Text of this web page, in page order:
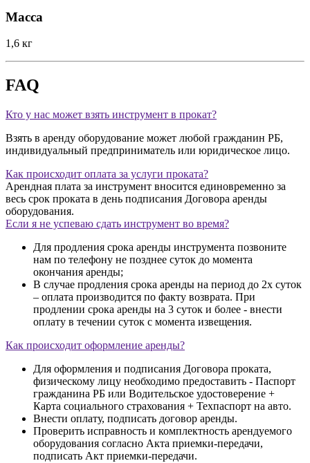
Масса
1,6 кг
FAQ
Кто у нас может взять инструмент в прокат?
Взять в аренду оборудование может любой гражданин РБ,
индивидуальный предприниматель или юридическое лицо.
Как происходит оплата за услуги проката?
Арендная плата за инструмент вносится единовременно за
весь срок проката в день подписания Договора аренды
оборудования.
Если я не успеваю сдать инструмент во время?
Для продления срока аренды инструмента позвоните
нам по телефону не позднее суток до момента
окончания аренды;
В случае продления срока аренды на период до 2х суток
– оплата производится по факту возврата. При
продлении срока аренды на 3 суток и более - внести
оплату в течении суток с момента извещения.
Как происходит оформление аренды?
Для оформления и подписания Договора проката,
физическому лицу необходимо предоставить - Паспорт
гражданина РБ или Водительское удостоверение +
Карта социального страхования + Техпаспорт на авто.
Внести оплату, подписать договор аренды.
Проверить исправность и комплектность арендуемого
оборудования согласно Акта приемки-передачи,
подписать Акт приемки-передачи.